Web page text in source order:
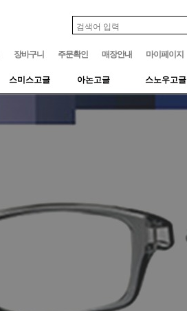
장바구니 주문확인 매장안내 마이페이지
스미스고글 아논고글 스노우고글